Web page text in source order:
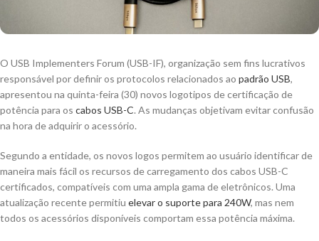
O USB Implementers Forum (USB-IF), organização sem fins lucrativos
responsável por definir os protocolos relacionados ao padrão USB,
apresentou na quinta-feira (30) novos logotipos de certificação de
potência para os cabos USB-C. As mudanças objetivam evitar confusão
na hora de adquirir o acessório.
Segundo a entidade, os novos logos permitem ao usuário identificar de
maneira mais fácil os recursos de carregamento dos cabos USB-C
certificados, compatíveis com uma ampla gama de eletrônicos. Uma
atualização recente permitiu elevar o suporte para 240W, mas nem
todos os acessórios disponíveis comportam essa potência máxima.